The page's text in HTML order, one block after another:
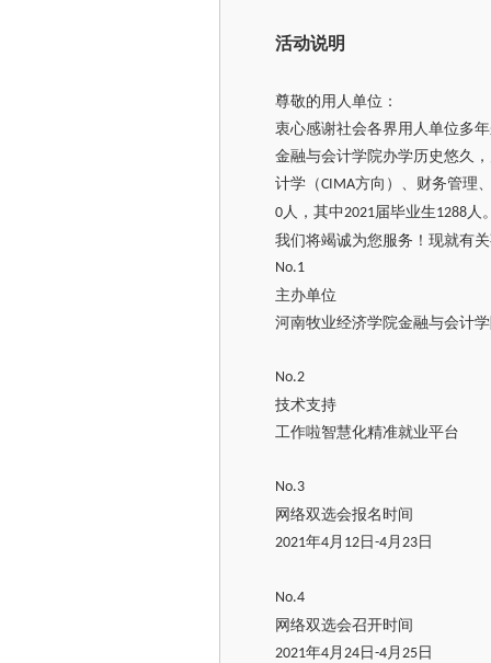
活动说明
尊敬的用人单位：
衷心感谢社会各界用人单位多
金融与会计学院办学历史悠久
计学（CIMA方向）、财务管理
0人，其中2021届毕业生1288人
我们将竭诚为您服务！现就有
No.1
主办单位
河南牧业经济学院金融与会计
No.2
技术支持
工作啦智慧化精准就业平台
No.3
网络双选会报名时间
2021年4月 12 日 -4月 23 日
No.4
网络双选会召开时间
2021年4月 24 日 -4月 25 日